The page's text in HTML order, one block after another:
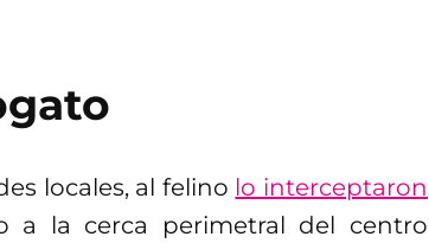
locales, al felino lo interceptaron
a la cerca perimetral del centro